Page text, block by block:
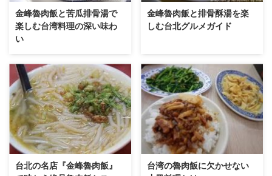
金峰魯肉飯と苦瓜排骨湯で
楽しむ台湾料理の深い味わ
い
金峰魯肉飯と排骨酥湯を楽
しむ台北グルメガイド
台北の名店『金峰魯肉飯』
台湾の魯肉飯に欠かせない